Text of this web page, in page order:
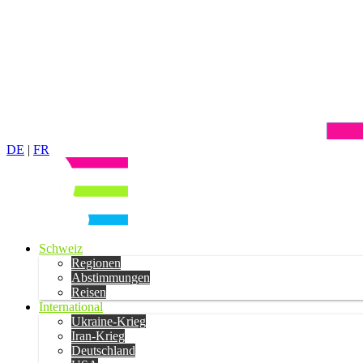
DE | FR
Schweiz
Regionen
Abstimmungen
Reisen
International
Ukraine-Krieg
Iran-Krieg
Deutschland